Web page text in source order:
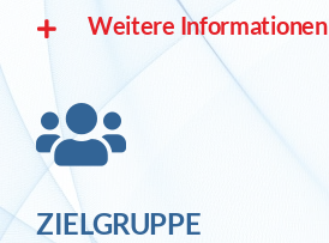
Weitere Informationen
ZIELGRUPPE